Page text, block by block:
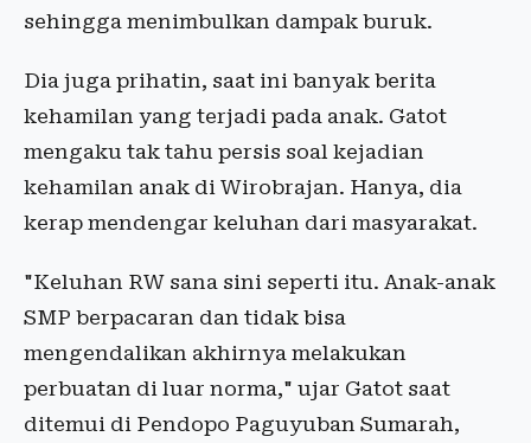
sehingga menimbulkan dampak buruk.
Dia juga prihatin, saat ini banyak berita
kehamilan yang terjadi pada anak. Gatot
mengaku tak tahu persis soal kejadian
kehamilan anak di Wirobrajan. Hanya, dia
kerap mendengar keluhan dari masyarakat.
"Keluhan RW sana sini seperti itu. Anak-anak
SMP berpacaran dan tidak bisa
mengendalikan akhirnya melakukan
perbuatan di luar norma," ujar Gatot saat
ditemui di Pendopo Paguyuban Sumarah,